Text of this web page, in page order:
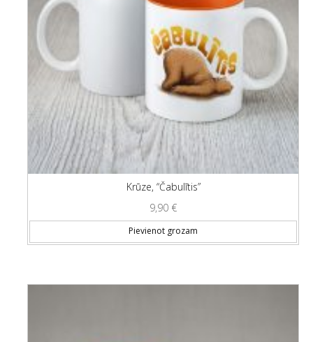
Krūze, “Čabulītis”
9,90 €
Pievienot grozam